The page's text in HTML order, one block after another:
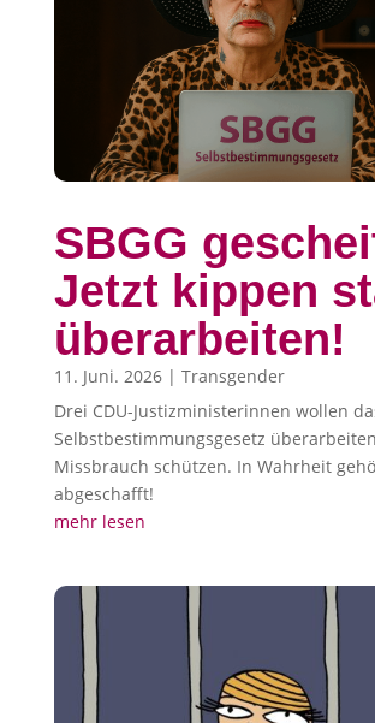
SBGG
Jetzt kippen
überarbeiten!
11. Juni. 2026| Transgender
Drei CDU-Justizministerinnen wollen
Selbstbestimmungsgesetz
Missbrauch schützen. In Wahrheit
abgeschafft!
mehr lesen